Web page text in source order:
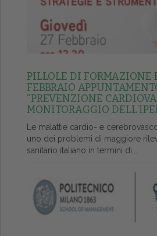
PILLOLE DI FORMAZIONE
FEBBRAIO
“PREVENZIONE
MONITORAGGIO
Le malattie cardio- e
uno dei problemi di maggiore
sanitario italiano in termini di...